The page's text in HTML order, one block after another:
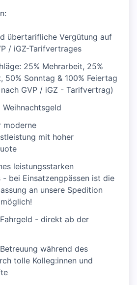
übertarifliche Vergütung auf
/ iGZ-Tarifvertrages
25% Mehrarbeit, 25%
50% Sonntag & 100% Feiertag
GVP / iGZ - Tarifvertrag)
moderne
mit hoher
leistungsstarken
bei Einsatzengpässen ist die
an unsere Spedition
- direkt ab der
während des
tolle Kolleg:innen und